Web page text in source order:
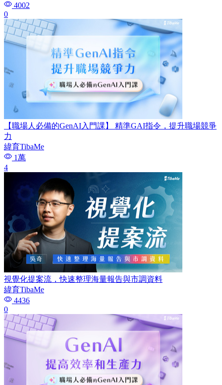
4002
0
【職場人必備的GenAI入門課】 精準GAI指令，提升職場競爭
力
緯育TibaMe
1萬
4
視覺化提案流，快速整理海量報告與市調資料
緯育TibaMe
4436
0